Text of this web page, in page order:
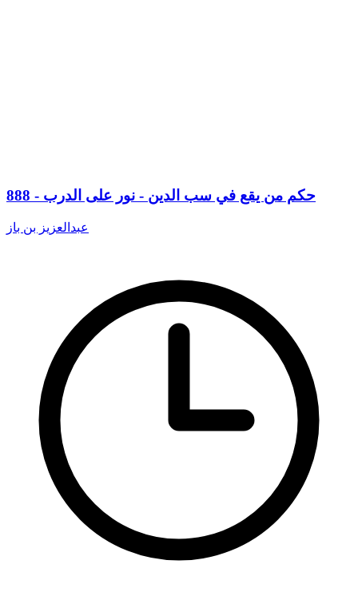
888 - حكم من يقع في سب الدين - نور على الدرب
عبدالعزيز بن باز